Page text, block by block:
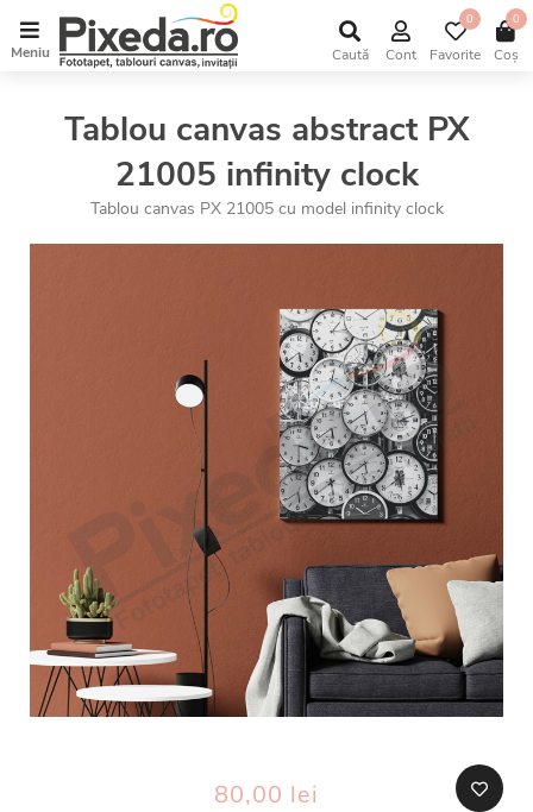
Meniu Caută Cont Favorite
0
Coș
0
Tablou canvas abstract PX
21005 infinity clock
Tablou canvas PX 21005 cu model infinity clock
80,00 lei